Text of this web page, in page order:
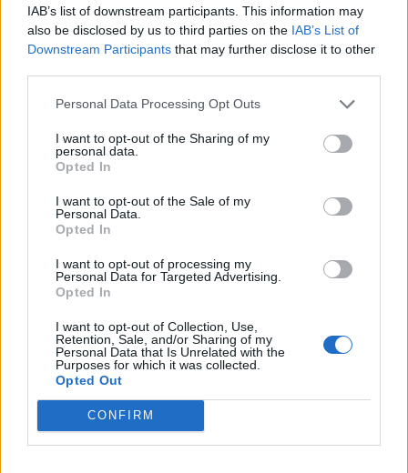
IAB’s list of downstream participants. This information may
also be disclosed by us to third parties on the IAB’s List of
Downstream Participants that may further disclose it to other
Personal Data Processing Opt Outs
I want to opt-out of the Sharing of my
personal data.
Opted In
I want to opt-out of the Sale of my
Personal Data.
Opted In
I want to opt-out of processing my
Personal Data for Targeted Advertising.
Opted In
I want to opt-out of Collection, Use,
Retention, Sale, and/or Sharing of my
Personal Data that Is Unrelated with the
Purposes for which it was collected.
Opted Out
CONFIRM
zápas věnují ženám
a příbramské nemocnici
především o dotacích
SOUVISEJÍCÍ ČLÁNKY
Zpravodajství
Většina koupališť na Příbramsku nabízí
výborné podmínky. Horší voda je jen na
Živohošti
Příbram modernizuje parkovací automaty.
Přibudou i tři nové poblíž Svaté Hory
Zpravodajství
Středočeský kraj upravil pravidla soutěže.
Obce nově získají body i za předcházení
vzniku odpadu